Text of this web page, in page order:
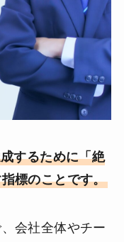
するために「絶
標のことです。
会社全体やチー